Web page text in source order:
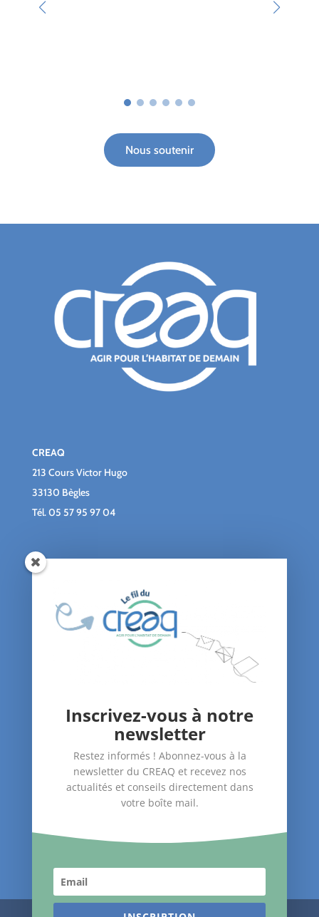
Nous soutenir
CREAQ
213 Cours Victor Hugo
33130 Bègles
Tél.05 57 95 97 04
Qui sommes-nous ?
Agenda
Santé dans le logement
Accompagnement des publics
Suivez-nous !
Inscrivez-vous à notre
newsletter
Restez informés ! Abonnez-vous à la
newsletter du CREAQ et recevez nos
actualités et conseils directement dans
votre boîte mail.